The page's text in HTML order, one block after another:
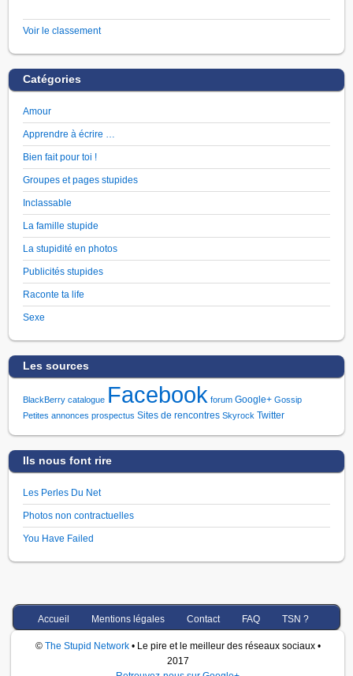
Voir le classement
Catégories
Amour
Apprendre à écrire …
Bien fait pour toi !
Groupes et pages stupides
Inclassable
La famille stupide
La stupidité en photos
Publicités stupides
Raconte ta life
Sexe
Les sources
BlackBerry catalogue Facebook forum Google+ Gossip
Petites annonces prospectus Sites de rencontres Skyrock Twitter
Ils nous font rire
Les Perles Du Net
Photos non contractuelles
You Have Failed
Accueil Mentions légales Contact FAQ TSN ?
© The Stupid Network• Le pire et le meilleur des réseaux sociaux •
2017